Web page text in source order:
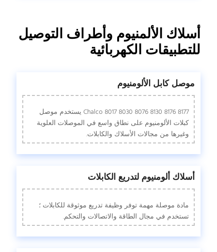
أسلاك الألمنيوم وأطراف التوصيل
للتطبيقات الكهربائية
موصل كابل الألومنيوم
Chalco 8017 8030 8076 8130 8176 8177 يستخدم موصل
كبلات الألومنيوم على نطاق واسع في الموصلات العلوية
وغيرها من مجالات الأسلاك والكابلات.
أسلاك ألومنيوم لتدريع الكابلات
مادة موصلة مهمة توفر وظيفة تدريع موثوقة للكابلات ؛
تستخدم في مجال الطاقة والاتصالات والتحكم.